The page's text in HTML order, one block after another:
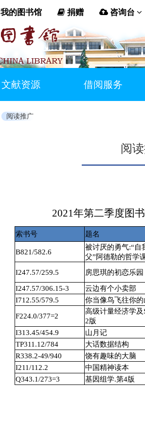
我的图书馆 捐赠 咨询台
文献资源 借阅服务
阅读推广
阅
2021年第二季度图
索书号 题名
B821/582.6
被讨厌的勇气:“自
父”阿德勒的哲学
I247.57/259.5 房思琪的初恋乐园
I247.57/306.15-3
云边有个小卖部
I712.55/579.5
你当像鸟飞往你的
F224.0/377=2
高级计量经济学及
2版
I313.45/454.9 山月记
TP311.12/784
大话数据结构
R338.2-49/940
饶有趣味的大脑
I211/112.2
中国精神读本
Q343.1/273=3
基因组学.第4版